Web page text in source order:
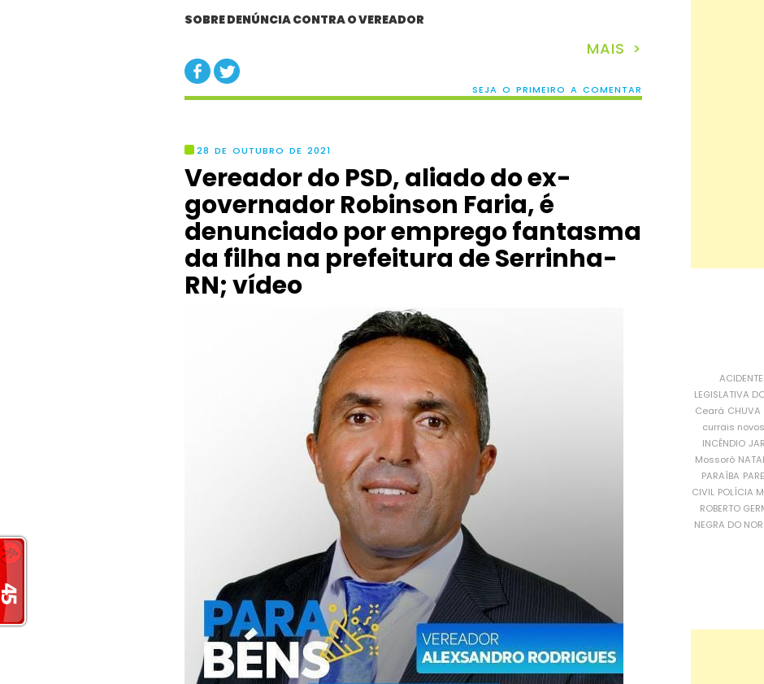
SOBRE DENÚNCIA CONTRA O VEREADOR
MAIS >
SEJA O PRIMEIRO A COMENTAR
28 DE OUTUBRO DE 2021
Vereador do PSD, aliado do ex-
governador Robinson Faria, é
denunciado por emprego fantasma
da filha na prefeitura de Serrinha-
RN; vídeo
ACIDENTE
LEGISLATIVA
Ceará CHUVA
currais novos
INCÊNDIO
Mossoró
PARAÍBA
CIVIL POLÍCIA
ROBERTO
NEGRA DO